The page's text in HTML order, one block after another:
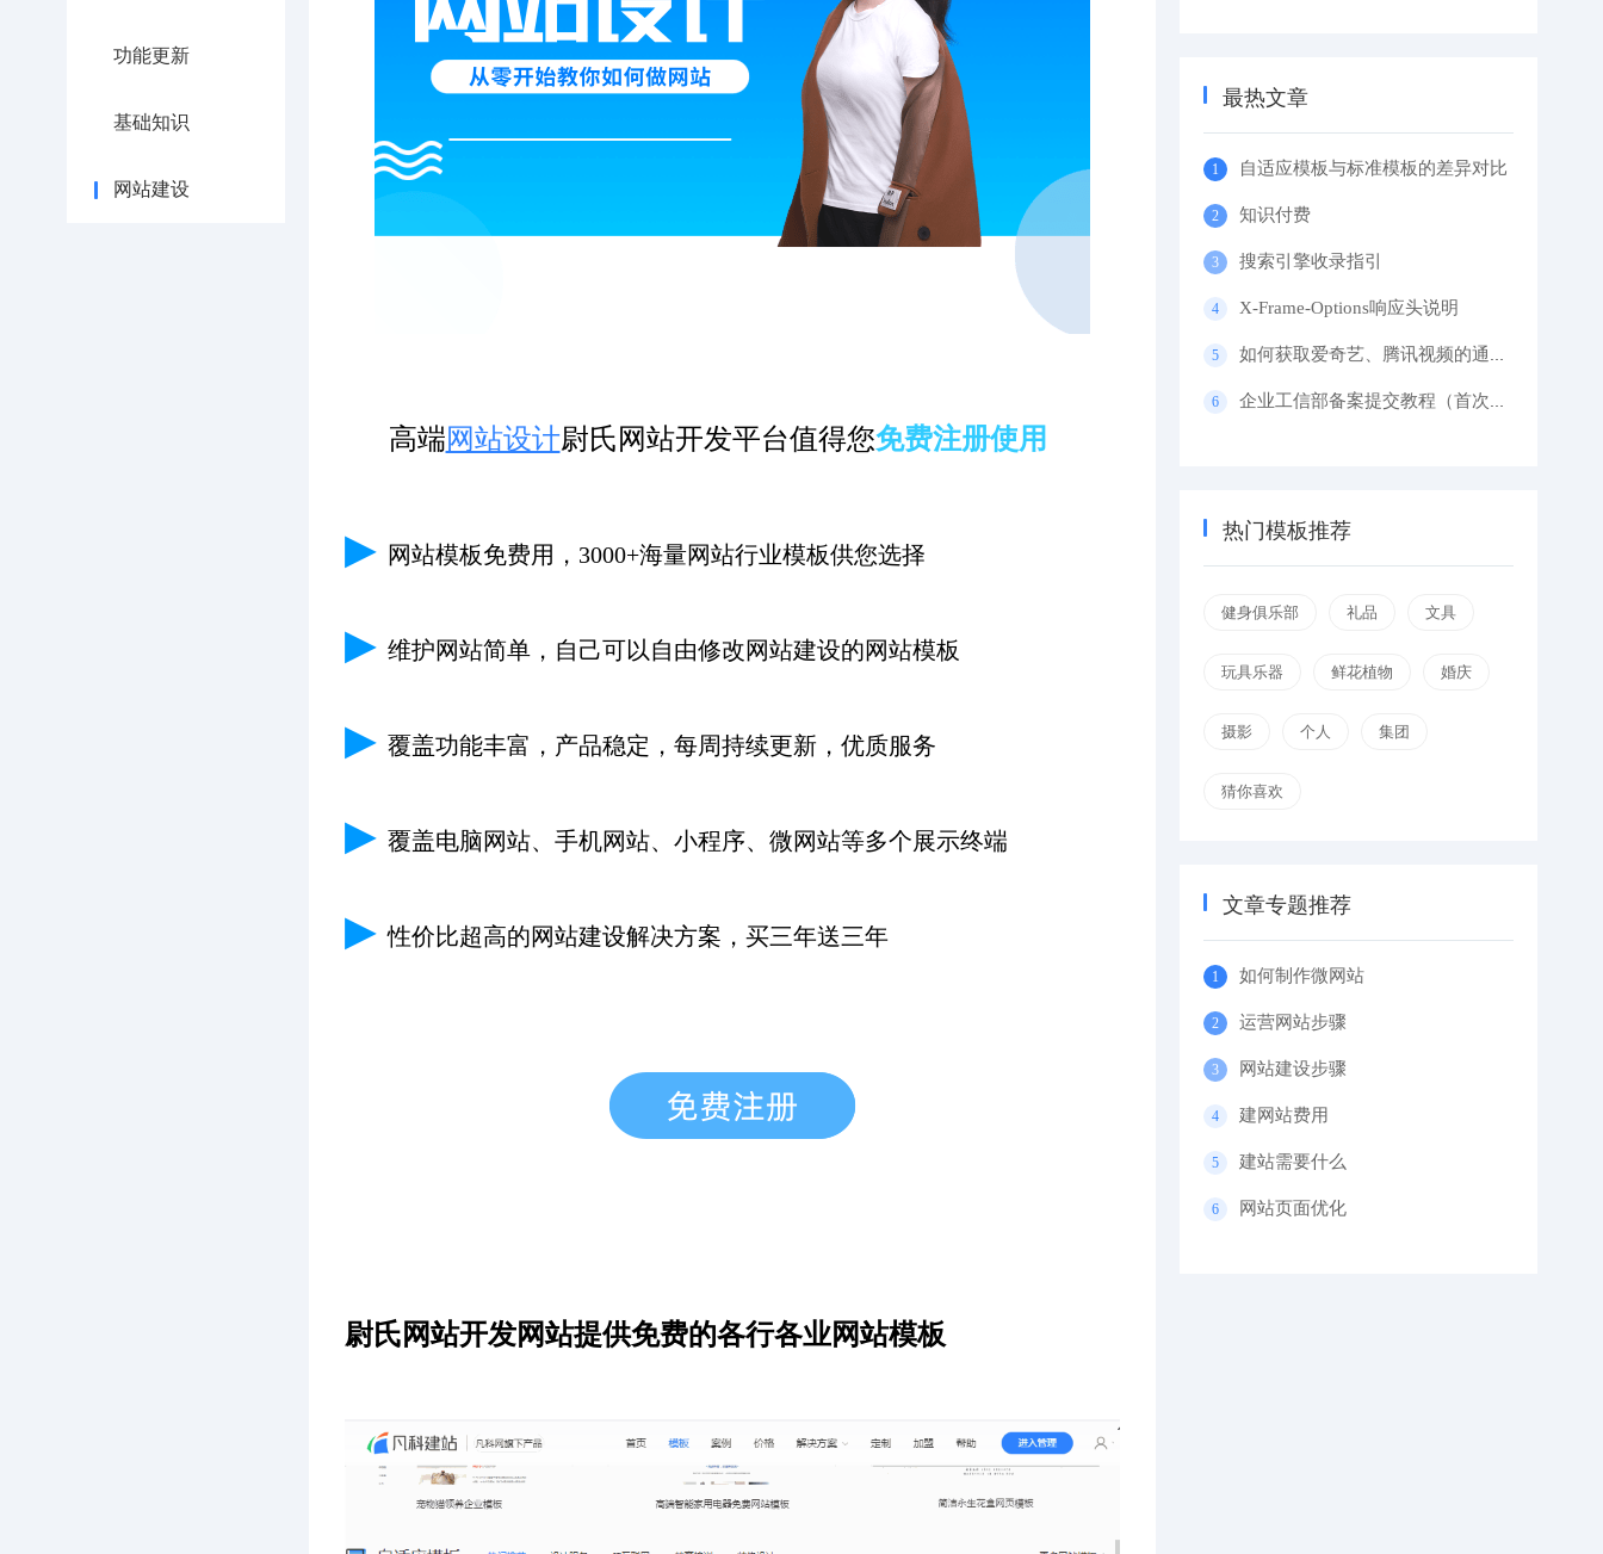
功能更新
基础知识
网站建设
高端网站设计尉氏网站开发平台值得您免费注册使用
▶ 网站模板免费用，3000+海量网站行业模板供您选择
▶ 维护网站简单，自己可以自由修改网站建设的网站模板
▶ 覆盖功能丰富，产品稳定，每周持续更新，优质服务
▶ 覆盖电脑网站、手机网站、小程序、微网站等多个展示终端
▶性价比超高的网站建设解决方案，买三年送三年
尉氏网站开发网站提供免费的各行各业网站模板
最热文章
自适应模板与标准模板的差异对比
知识付费
搜索引擎收录指引
X-Frame-Options响应头说明
如何获取爱奇艺、腾讯视频的通用代码？
企业工信部备案提交教程（首次备案）
热门模板推荐
健身俱乐部 礼品 文具
玩具乐器 鲜花植物 婚庆
摄影 个人 集团
猜你喜欢
文章专题推荐
如何制作微网站
运营网站步骤
网站建设步骤
建网站费用
建站需要什么
网站页面优化